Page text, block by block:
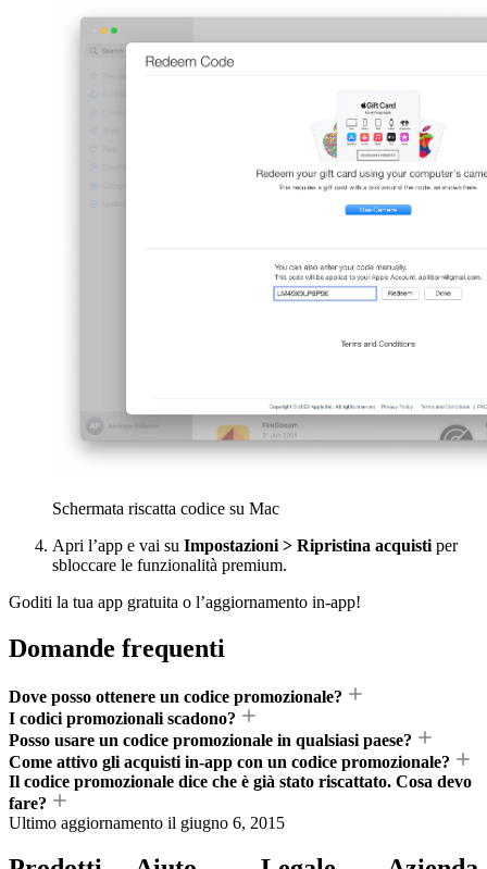
Schermata riscatta codice su Mac
Apri l’app e vai su Impostazioni > Ripristina acquisti per
sbloccare le funzionalità premium.
Goditi la tua app gratuita o l’aggiornamento in-app!
Domande frequenti
Dove posso ottenere un codice promozionale?
I codici promozionali scadono?
Posso usare un codice promozionale in qualsiasi paese?
Come attivo gli acquisti in-app con un codice promozionale?
Il codice promozionale dice che è già stato riscattato. Cosa devo
fare?
Ultimo aggiornamento il giugno 6, 2015